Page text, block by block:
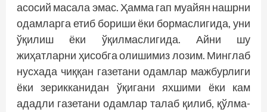
асосий масала эмас. Ҳамма гап муайян нашрни
одамларга етиб бориши ёки бормаслигида, уни
ўқилиш ёки ўқилмаслигида. Айни шу
жиҳатларни ҳисобга олишимиз лозим. Минглаб
нусхада чиққан газетани одамлар мажбурлиги
ёки зерикканидан ўқигани яхшими ёки кам
ададли газетани одамлар талаб қилиб, қўлма-